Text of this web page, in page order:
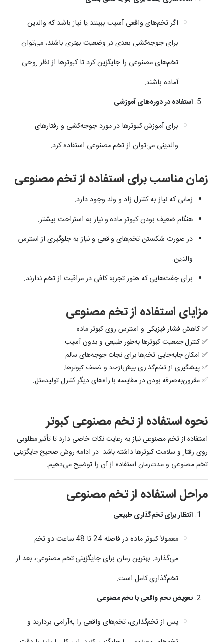
اگر تخم‌های واقعی آسیب ببینند یا نیاز باشد که والدین
برای جوجه‌کشی بعدی در وضعیت بهتری باشند، می‌توان
تخم‌های مصنوعی را جایگزین کرد تا کبوترها از نظر روحی
آماده باشند.
استفاده در دوره‌های آموزشی
برای آموزش کبوترها در مورد جوجه‌کشی و رفتارهای
والدینی می‌توان از تخم مصنوعی استفاده کرد.
زمان مناسب برای استفاده از تخم مصنوعی
زمانی که نیاز به کنترل زاد و ولد وجود دارد.
هنگام ضعیف بودن کبوتر ماده و نیاز به استراحت بیشتر.
در صورت شکستن تخم‌های واقعی و نیاز به جلوگیری از استرس
والدین.
برای جفت‌هایی که هنوز تجربه کافی در مراقبت از تخم ندارند.
مزایای استفاده از تخم مصنوعی
✅ کاهش فشار فیزیکی و استرس روی کبوتر ماده.
✅ کنترل جمعیت کبوترها به‌طور طبیعی و بدون آسیب.
✅ امکان جابه‌جایی تخم‌ها برای نجات جوجه‌های سالم.
✅ پیشگیری از تخم‌گذاری بیش‌ازحد و ضعف کبوترها.
✅ مقرون‌به‌صرفه بودن در مقایسه با راه‌های دیگر کنترل تولیدمثل.
نحوه استفاده از تخم مصنوعی کبوتر
استفاده از تخم مصنوعی نیاز به رعایت نکات خاصی دارد تا تأثیر مطلوبی
روی رفتار و سلامت کبوترها داشته باشد. در ادامه روش صحیح جایگزینی
تخم مصنوعی و مدت‌زمان استفاده از آن را توضیح می‌دهیم:
مراحل استفاده از تخم مصنوعی
انتظار برای تخم‌گذاری طبیعی
معمولاً کبوتر ماده در فاصله 24 تا 48 ساعت دو تخم
می‌گذارد. بهترین زمان برای جایگزینی تخم مصنوعی، بعد از
تخم‌گذاری کامل است.
تعویض تخم واقعی با تخم مصنوعی
پس از تخم‌گذاری، تخم‌های واقعی را به‌آرامی بردارید و